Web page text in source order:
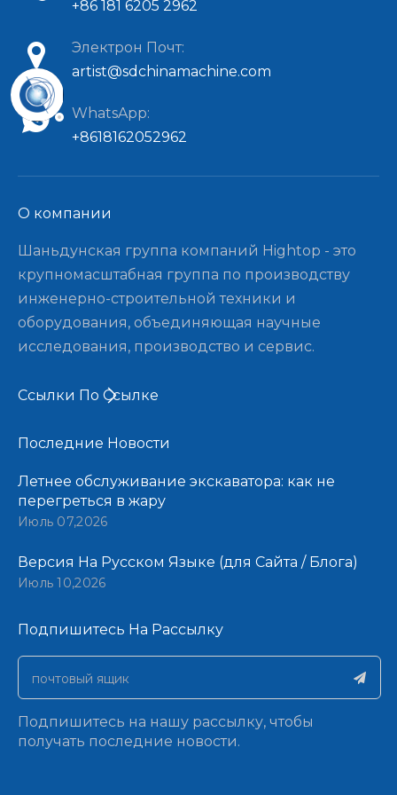
+86 181 6205 2962
Электрон Почт:
artist@sdchinamachine.com
WhatsApp:
+8618162052962
О компании​​​​​​​
Шаньдунская группа компаний Hightop - это
крупномасштабная группа по производству
инженерно-строительной техники и
оборудования, объединяющая научные
исследования, производство и сервис.
Ссылки По Ссылке
Последние Новости​​​​​​​
Летнее обслуживание экскаватора: как не
перегреться в жару
Июль 07,2026
Версия На Русском Языке (для Сайта / Блога)
Июль 10,2026
Подпишитесь На Рассылку​​​​​​​
Подпишитесь на нашу рассылку, чтобы
получать последние новости.